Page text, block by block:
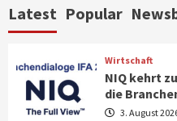
IFA App 2026
Aktuell
Samsung
Latest Popular
Wirtschaft
NIQ kehrt
die
3. August